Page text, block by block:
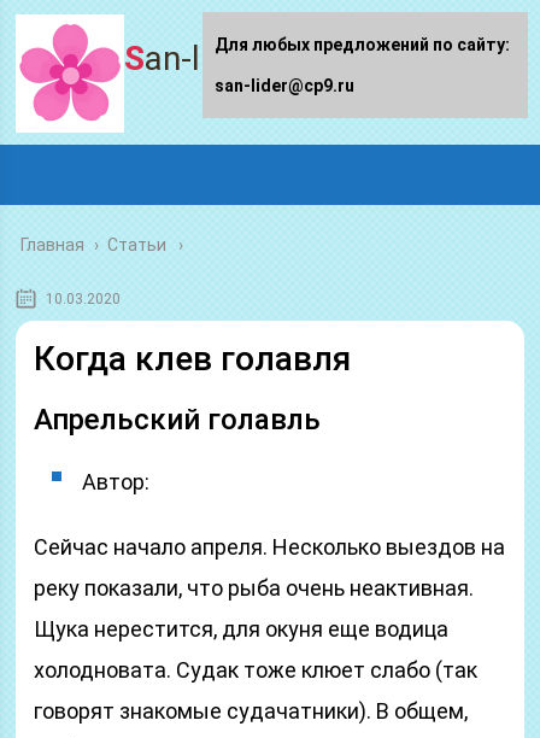
San-lider.ru
Главная › Статьи
10.03.2020
Когда клев голавля
Апрельский голавль
Автор:
Сейчас начало апреля. Несколько выездов на
реку показали, что рыба очень неактивная.
Щука нерестится, для окуня еще водица
холодновата. Судак тоже клюет слабо (так
говорят знакомые судачатники). В общем,
Для любых предложений по сайту:
san-lider@cp9.ru